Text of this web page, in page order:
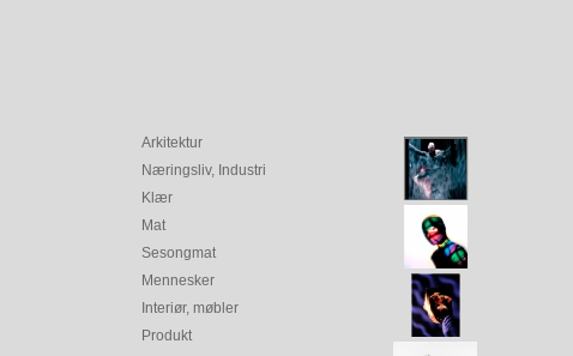
Arkitektur
Næringsliv, Industri
Klær
Mat
Sesongmat
Mennesker
Interiør, møbler
Produkt